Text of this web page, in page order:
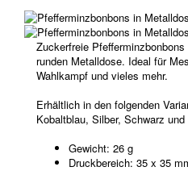
Zuckerfreie
runden Metalldose. Ideal für
Wahlkampf und vieles mehr.
Erhältlich in den folgenden
Kobaltblau, Silber, Schwarz und
Gewicht: 26 g
Druckbereich: 35 x 35